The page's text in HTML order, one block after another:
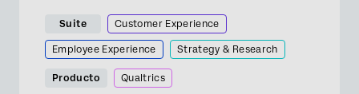
Suite Customer Experience
Employee Experience Strategy & Research
Producto Qualtrics